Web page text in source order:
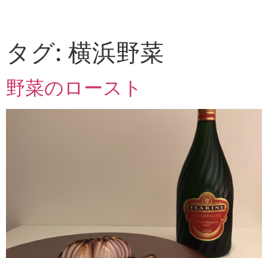
タグ: 横浜野菜
野菜のロースト